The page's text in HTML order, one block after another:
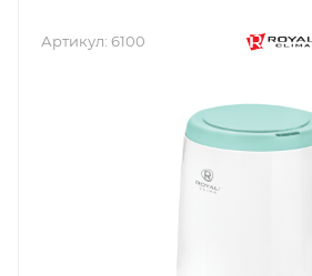
Артикул: 6100